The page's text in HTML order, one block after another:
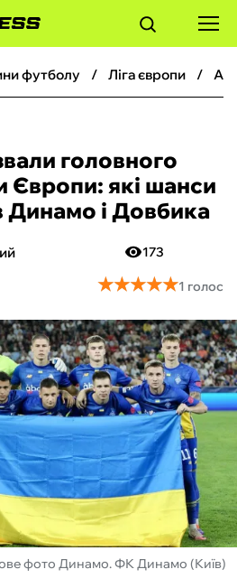
футболу ліга європи
головного
Європи: які шанси
Динамо і Довбика
173
★★★★★
★★★★★1 голос
фото Динамо. ФК Динамо (Київ)